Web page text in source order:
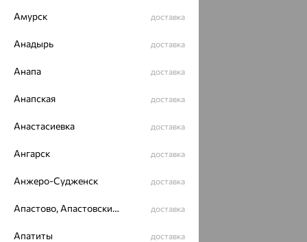
Похожие изделия
64%
фианит, SOKOLOV
от 1 802₽ 5 005
Амурск доставка
Анадырь доставка
Анапа доставка
Анапская доставка
Анастасиевка доставка
Ангарск доставка
Анжеро-Судженск доставка
Апастово, Апастовский район доставка
Апатиты доставка